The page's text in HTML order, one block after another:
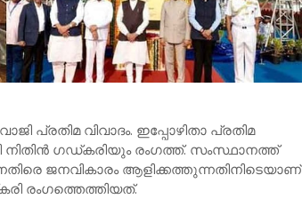
പ്രതിമ വിവാദം. ഇപ്പോഴിതാ പ്രതിമ
നിതിന്‍ ഗഡ്കരിയും രംഗത്ത്. സംസ്ഥാനത്ത്
ജനവികാരം ആളിക്കത്തുന്നതിനിടെയാണ്
രംഗത്തെത്തിയത്.